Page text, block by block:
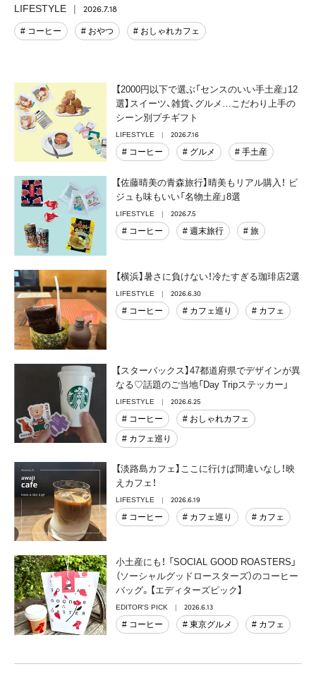
LIFESTYLE 2026.7.18
# コーヒー # おやつ # おしゃれカフェ
【2000円以下で選ぶ「センスのいい手土産」12
選】スイーツ、雑貨、グルメ…こだわり上手の
シーン別プチギフト
LIFESTYLE
2026.7.16
# コーヒー
# グルメ # 手土産
【佐藤晴美の青森旅行】晴美もリアル購入！ ビ
ジュも味もいい「名物土産」8選
LIFESTYLE
2026.7.5
# コーヒー
# 週末旅行 # 旅
【横浜】暑さに負けない！冷たすぎる珈琲店2選
LIFESTYLE
2026.6.30
# コーヒー
# カフェ巡り # カフェ
【スターバックス】47都道府県でデザインが異
なる♡話題のご当地「Day Tripステッカー」
LIFESTYLE
2026.6.25
# コーヒー
# おしゃれカフェ
# カフェ巡り
【淡路島カフェ】ここに行けば間違いなし！映
えカフェ！
LIFESTYLE
2026.6.19
# コーヒー
# カフェ巡り # カフェ
小土産にも！ 「SOCIAL GOOD ROASTERS」
（ソーシャルグッドロースターズ）のコーヒー
バッグ。【エディターズピック】
EDITOR'S PICK
2026.6.13
# コーヒー
# 東京グルメ # カフェ